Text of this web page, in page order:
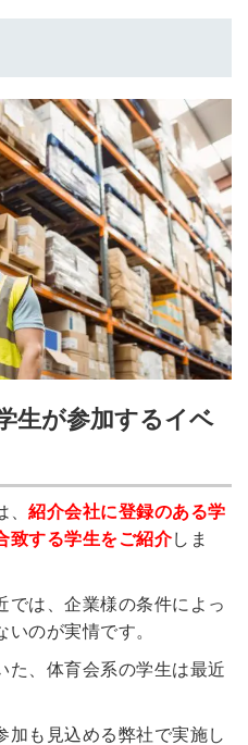
生が参加するイベ
紹介会社に登録のある学
致する学生をご紹介しま
では、企業様の条件によっ
のが実情です。
た、体育会系の学生は最近
加も見込める弊社で実施し